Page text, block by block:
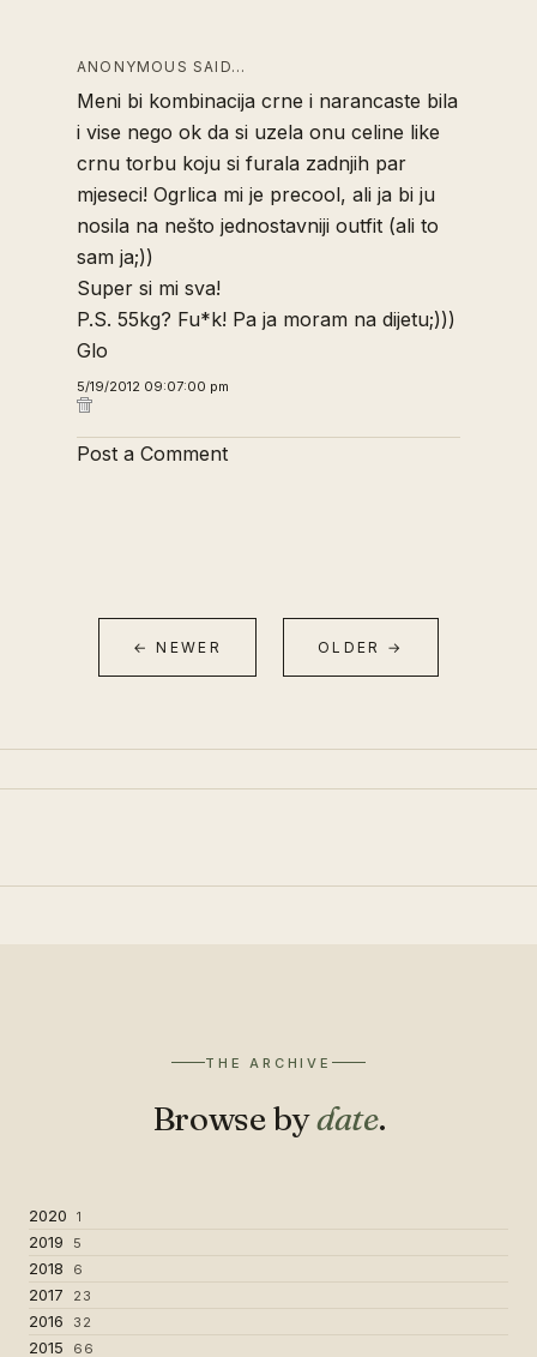
ANONYMOUS SAID…
Meni bi kombinacija crne i narancaste bila
i vise nego ok da si uzela onu celine like
crnu torbu koju si furala zadnjih par
mjeseci! Ogrlica mi je precool, ali ja bi ju
nosila na nešto jednostavniji outfit (ali to
sam ja;))
Super si mi sva!
P.S. 55kg? Fu*k! Pa ja moram na dijetu;)))
Glo
5/19/2012 09:07:00 pm
Post a Comment
← NEWER OLDER →
THE ARCHIVE
Browse bydate.
2020 1
2019 5
2018 6
2017 23
2016 32
2015 66